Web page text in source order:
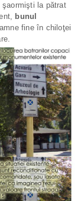
şaormişti la pătrat
bunul
fine în chiloţei